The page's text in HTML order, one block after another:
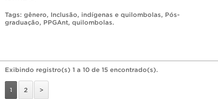
Tags: gênero, Inclusão, indígenas e quilombolas, Pós-
graduação, PPGAnt, quilombolas.
Exibindo registro(s) 1 a 10 de 15 encontrado(s).
1 2 >